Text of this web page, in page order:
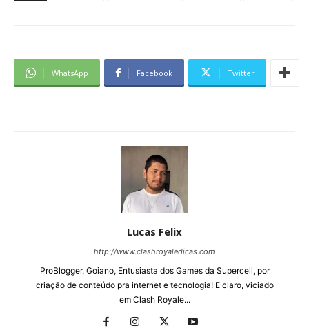
WhatsApp Facebook Twitter
Lucas Felix
http://www.clashroyaledicas.com
ProBlogger, Goiano, Entusiasta dos Games da Supercell, por
criação de conteúdo pra internet e tecnologia! E claro, viciado
em Clash Royale...